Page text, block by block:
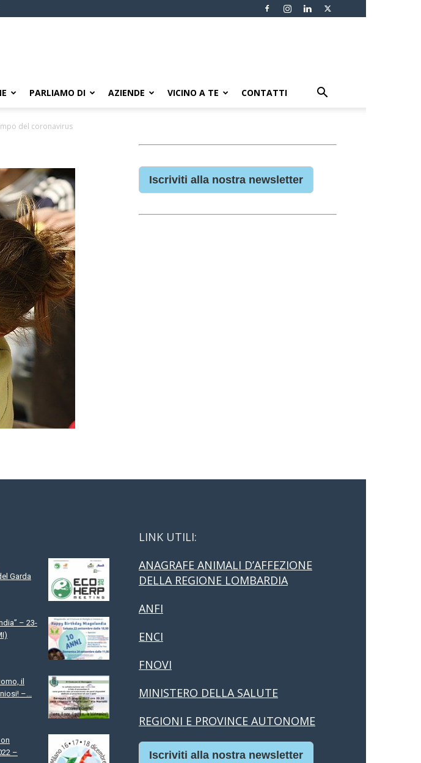
PARLIAMO DI AZIENDE VICINO A TE CONTATTI
del coronavirus
Iscriviti alla nostra newsletter
Garda
– 23-
il
–...
–
LINK UTILI:
ANAGRAFE ANIMALI D’AFFEZIONE
DELLA REGIONE LOMBARDIA
ANFI
ENCI
FNOVI
MINISTERO DELLA SALUTE
REGIONI E PROVINCE AUTONOME
Iscriviti alla nostra newsletter